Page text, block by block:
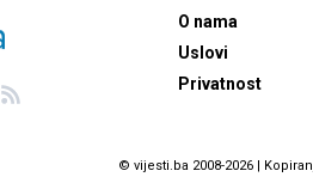
O nama
Uslovi
Privatnost
© vijesti.ba 2008-2026 |